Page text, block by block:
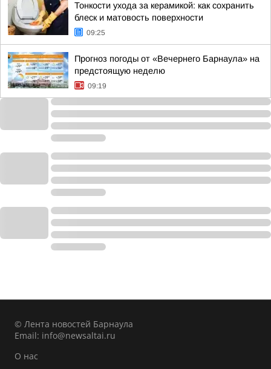
Тонкости ухода за керамикой: как сохранить
блеск и матовость поверхности
09:25
Прогноз погоды от «Вечернего Барнаула» на
предстоящую неделю
09:19
© Лента новостей Барнаула
Email: info@newsaltai.ru
О нас